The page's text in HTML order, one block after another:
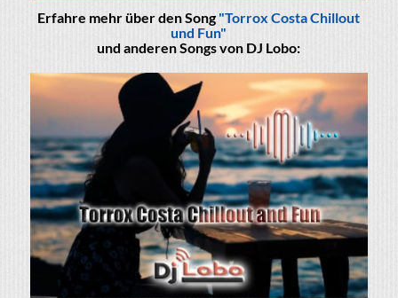
Erfahre mehr über den Song"Torrox Costa Chillout
und Fun"
und anderen Songs von DJ Lobo: